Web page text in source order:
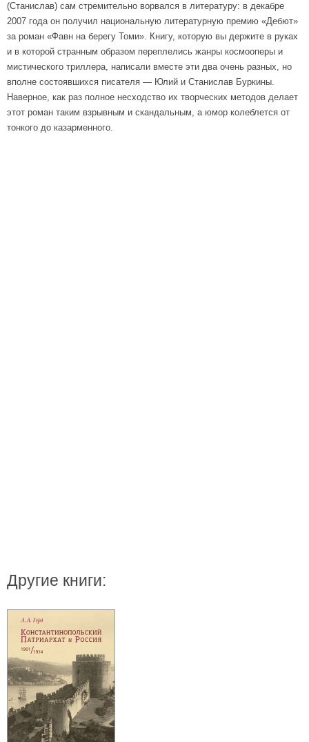
(Станислав) сам стремительно ворвался в литературу: в декабре
2007 года он получил национальную литературную премию «Дебют»
за роман «Фавн на берегу Томи». Книгу, которую вы держите в руках
и в которой странным образом переплелись жанры космооперы и
мистического триллера, написали вместе эти два очень разных, но
вполне состоявшихся писателя — Юлий и Станислав Буркины.
Наверное, как раз полное несходство их творческих методов делает
этот роман таким взрывным и скандальным, а юмор колеблется от
тонкого до казарменного.
Другие книги: